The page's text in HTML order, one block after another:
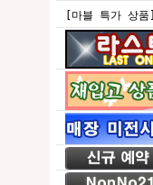
[마블 특가 상품]